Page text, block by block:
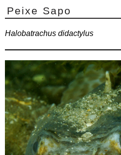
Peixe Sapo
Halobatrachus didactylus